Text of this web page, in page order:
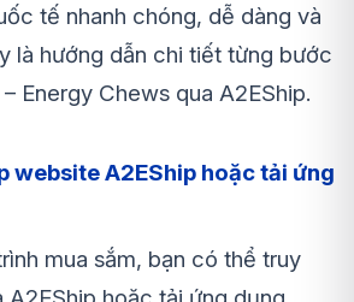
tế nhanh chóng, dễ dàng và
là hướng dẫn chi tiết từng bước
Energy Chews qua A2EShip.
website A2EShip hoặc tải ứng
mua sắm, bạn có thể truy